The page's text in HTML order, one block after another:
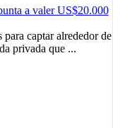
captar alrededor de
privada que ...